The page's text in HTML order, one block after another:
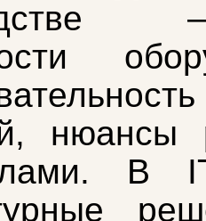
нюансы
В